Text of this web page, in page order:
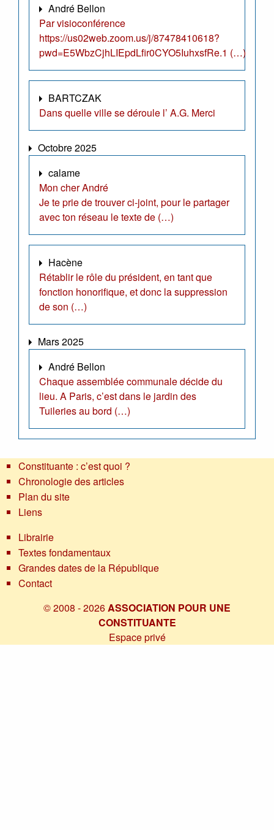
André Bellon
Par visioconférence
https://us02web.zoom.us/j/87478410618?
pwd=E5WbzCjhLIEpdLfir0CYO5IuhxsfRe.1 (…)
BARTCZAK
Dans quelle ville se déroule l’ A.G. Merci
Octobre 2025
calame
Mon cher André
Je te prie de trouver ci-joint, pour le partager
avec ton réseau le texte de (…)
Hacène
Rétablir le rôle du président, en tant que
fonction honorifique, et donc la suppression
de son (…)
Mars 2025
André Bellon
Chaque assemblée communale décide du
lieu. A Paris, c’est dans le jardin des
Tuileries au bord (…)
Constituante : c’est quoi ?
Chronologie des articles
Plan du site
Liens
Librairie
Textes fondamentaux
Grandes dates de la République
Contact
© 2008 - 2026 ASSOCIATION POUR UNE
CONSTITUANTE
Espace privé